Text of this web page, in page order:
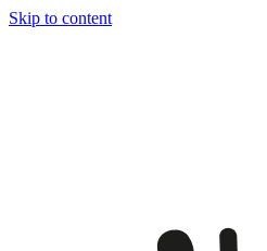
Skip to content